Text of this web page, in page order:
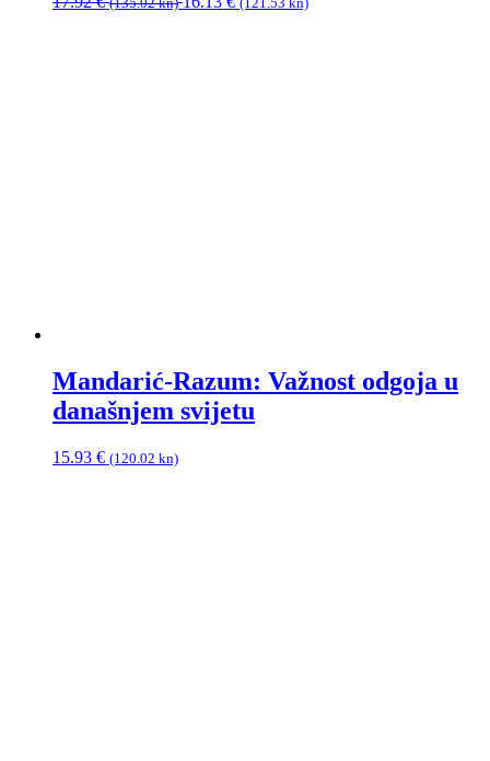
Mandarić-Razum: Važnost odgoja u
današnjem svijetu
15.93 € (120.02 kn)